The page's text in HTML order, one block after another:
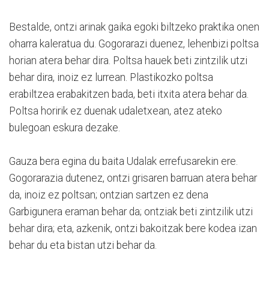
Bestalde, ontzi arinak gaika egoki biltzeko praktika onen
oharra kaleratua du. Gogorarazi duenez, lehenbizi poltsa
horian atera behar dira. Poltsa hauek beti zintzilik utzi
behar dira, inoiz ez lurrean. Plastikozko poltsa
erabiltzea erabakitzen bada, beti itxita atera behar da.
Poltsa horirik ez duenak udaletxean, atez ateko
bulegoan eskura dezake.
Gauza bera egina du baita Udalak errefusarekin ere.
Gogorarazia dutenez, ontzi grisaren barruan atera behar
da, inoiz ez poltsan; ontzian sartzen ez dena
Garbigunera eraman behar da; ontziak beti zintzilik utzi
behar dira; eta, azkenik, ontzi bakoitzak bere kodea izan
behar du eta bistan utzi behar da.